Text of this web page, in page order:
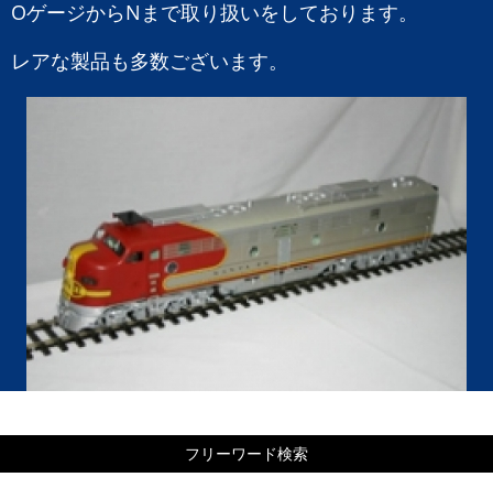
OゲージからNまで取り扱いをしております。
レアな製品も多数ございます。
フリーワード検索